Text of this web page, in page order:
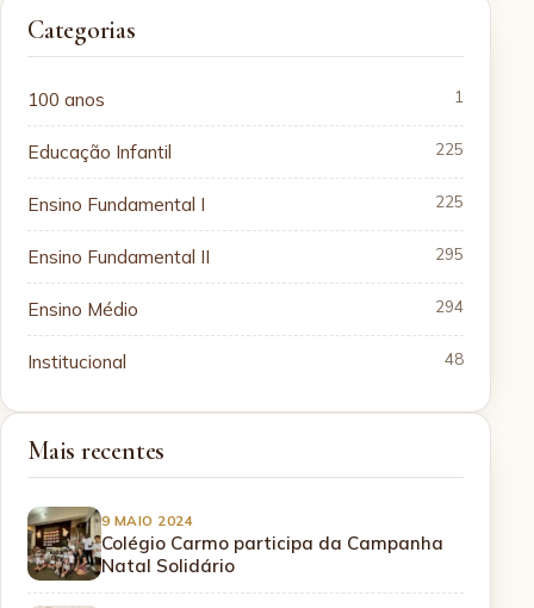
Categorias
100 anos 1
Educação Infantil 225
Ensino Fundamental I 225
Ensino Fundamental II 295
Ensino Médio 294
Institucional 48
Mais recentes
9 MAIO 2024
Colégio Carmo participa da Campanha
Natal Solidário